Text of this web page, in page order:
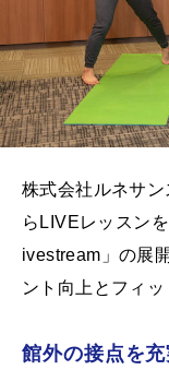
株式会社ルネサ
らLIVEレッスン
ivestream」の展
ント向上とフィッ
館外の接点を